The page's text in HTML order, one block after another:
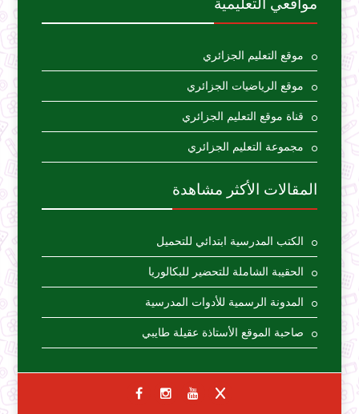
مواقعي التعليمية
موقع التعليم الجزائري
موقع الرياضيات الجزائري
قناة موقع التعليم الجزائري
مجموعة التعليم الجزائري
المقالات الأكثر مشاهدة
الكتب المدرسية ابتدائي للتحميل
الحقيبة الشاملة للتحضير للبكالوريا
المدونة الرسمية للأدوات المدرسية
صاحبة الموقع الأستاذة عقيلة طايبي